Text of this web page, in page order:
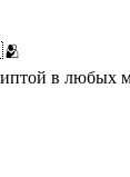
в любых